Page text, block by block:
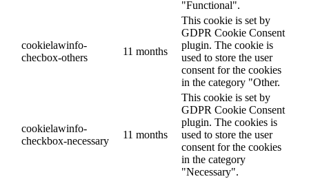
"Functional".
cookielawinfo-
checbox-others
11 months
This cookie is set by
GDPR Cookie Consent
plugin. The cookie is
used to store the user
consent for the cookies
in the category "Other.
cookielawinfo-
checkbox-necessary
11 months
This cookie is set by
GDPR Cookie Consent
plugin. The cookies is
used to store the user
consent for the cookies
in the category
"Necessary".